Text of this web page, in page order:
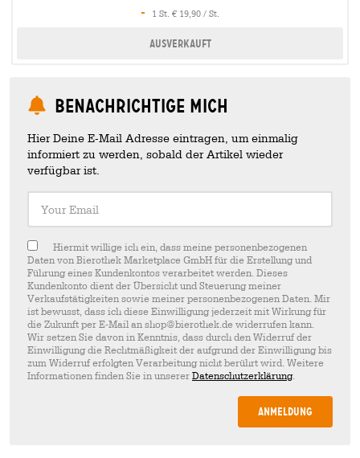
-
1 St. € 19,90 / St.
Ausverkauft
Benachrichtige mich
Hier Deine E-Mail Adresse eintragen, um einmalig
informiert zu werden, sobald der Artikel wieder
verfügbar ist.
Hiermit willige ich ein, dass meine personenbezogenen
Daten von Bierothek Marketplace GmbH für die Erstellung und
Führung eines Kundenkontos verarbeitet werden. Dieses
Kundenkonto dient der Übersicht und Steuerung meiner
Verkaufstätigkeiten sowie meiner personenbezogenen Daten. Mir
ist bewusst, dass ich diese Einwilligung jederzeit mit Wirkung für
die Zukunft per E-Mail an shop@bierothek.de widerrufen kann.
Wir setzen Sie davon in Kenntnis, dass durch den Widerruf der
Einwilligung die Rechtmäßigkeit der aufgrund der Einwilligung bis
zum Widerruf erfolgten Verarbeitung nicht berührt wird. Weitere
Informationen finden Sie in unserer Datenschutzerklärung.
Anmeldung